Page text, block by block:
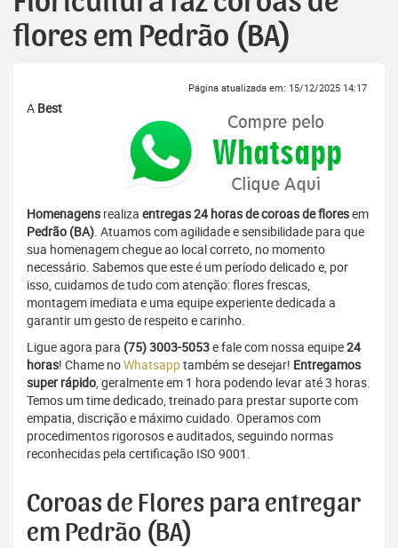
flores em Pedrão (BA)
Página atualizada em: 15/12/2025 14:17
A Best
Homenagens realiza entregas 24 horas de coroas de floresem
Pedrão (BA). Atuamos com agilidade e sensibilidade para que
sua homenagem chegue ao local correto, no momento
necessário. Sabemos que este é um período delicado e, por
isso, cuidamos de tudo com atenção: flores frescas,
montagem imediata e uma equipe experiente dedicada a
garantir um gesto de respeito e carinho.
Ligue agora para (75) 3003-5053e fale com nossa equipe24
horas! Chame noWhatsapptambém se desejar! Entregamos
super rápido, geralmente em 1 hora podendo levar até 3 horas.
Temos um time dedicado, treinado para prestar suporte com
empatia, discrição e máximo cuidado. Operamos com
procedimentos rigorosos e auditados, seguindo normas
reconhecidas pela certificação ISO 9001.
Coroas de Flores para entregar
em Pedrão (BA)